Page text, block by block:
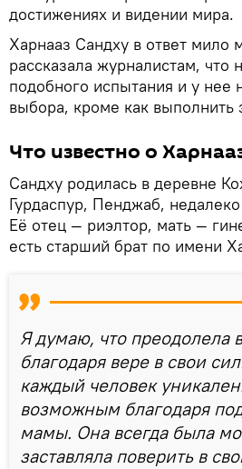
достижениях и видении мира.
Харнааз Сандху в ответ мило
рассказала журналистам, что
подобного испытания и у нее
выбора, кроме как выполнить
Что известно о
Сандху родилась в деревне
Гурдаспур, Пенджаб,
Её отец — риэлтор, мать —
есть старший брат по имени
Я думаю, что преодолела
благодаря вере в свои
каждый человек
возможным благодаря
мамы. Она всегда была
заставляла поверить в